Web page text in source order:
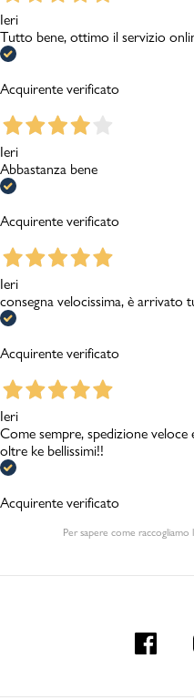
Ieri
Tutto bene, ottimo il servizio
Acquirente verificato
Ieri
Abbastanza bene
Acquirente verificato
Ieri
consegna velocissima, è arrivato
Acquirente verificato
Ieri
Come sempre, spedizione veloce
oltre ke bellissimi!!
Acquirente verificato
Per sapere come